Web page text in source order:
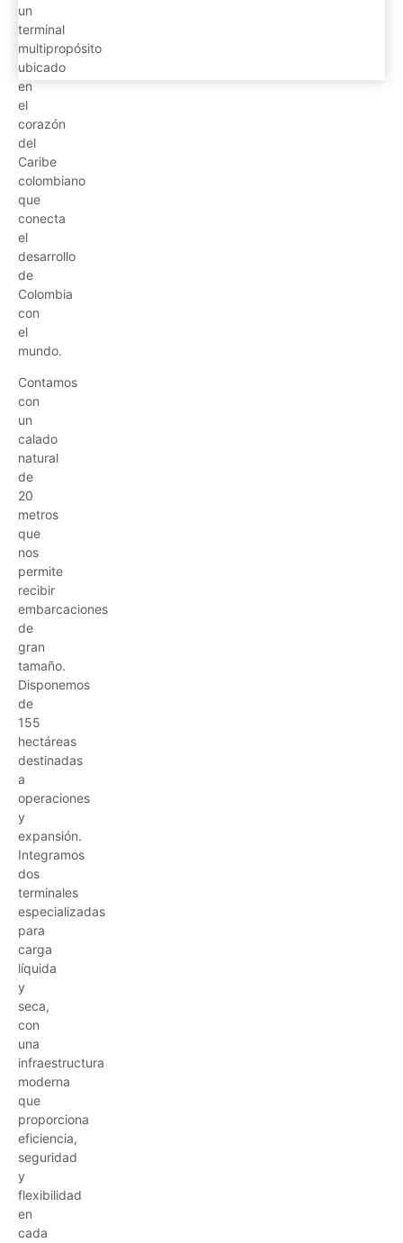
un
terminal
multipropósito
ubicado
en
el
corazón
del
Caribe
colombiano
que
conecta
el
desarrollo
de
Colombia
con
el
mundo.
Contamos
con
un
calado
natural
de
20
metros
que
nos
permite
recibir
embarcaciones
de
gran
tamaño.
Disponemos
de
155
hectáreas
destinadas
a
operaciones
y
expansión.
Integramos
dos
terminales
especializadas
para
carga
líquida
y
seca,
con
una
infraestructura
moderna
que
proporciona
eficiencia,
seguridad
y
flexibilidad
en
cada